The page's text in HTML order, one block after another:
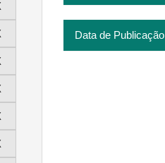
Data de Publicação